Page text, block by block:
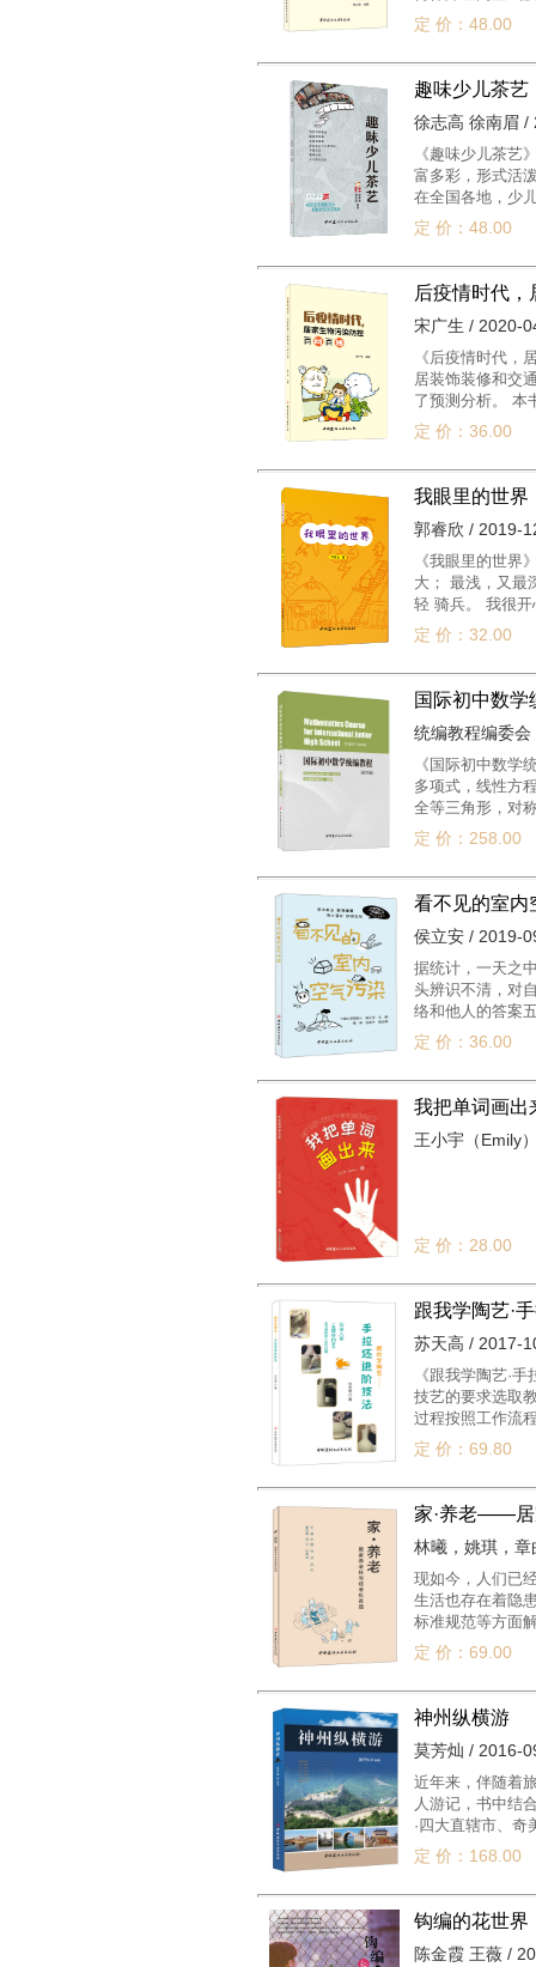
做好个人防护。
解决疫情期间室
定 价：48.00
趣味少儿茶艺
徐志高 徐南眉 /
《趣味少儿茶艺
富多彩，形式活
在全国各地，少
定 价：48.00
后疫情时代
宋广生 / 2020-
《后疫情时代，
居装饰装修和交
了预测分析。 本
室内装 饰装修行
定 价：36.00
我眼里的世界
郭睿欣 / 2019-
《我眼里的世界
大； 最浅，又最
轻 骑兵。 我很
彩的 外衣。
定 价：32.00
国际初中数学
统编教程编委
《国际初中数学
多项式，线性方
全等三角形，对
数，旋转和圆，
教程选用的习题
水平及为未来的
定 价：258.00
看不见的室内
侯立安 / 2019-
据统计，一天之
头辨识不清，对
络和他人的答案
相关疑惑，我们
行了收集、梳理
第二章为“污染篇
章为“健康篇”，
的室内空气才是
端治理三个方面
定 价：36.00
我把单词画出
王小宇（Emily
定 价：28.00
跟我学陶艺·
苏天高 / 2017-
《跟我学陶艺·
技艺的要求选取
过程按照工作流
造型进行详细拉
定 价：69.80
家·养老——居
林曦，姚琪，
现如今，人们已
生活也存在着隐
标准规范等方面
定 价：69.00
神州纵横游
莫芳灿 / 2016-
近年来，伴随着
人游记，书中结
·四大直辖市、奇
区，特别适合热
定 价：168.00
钩编的花世界
陈金霞 王薇 /